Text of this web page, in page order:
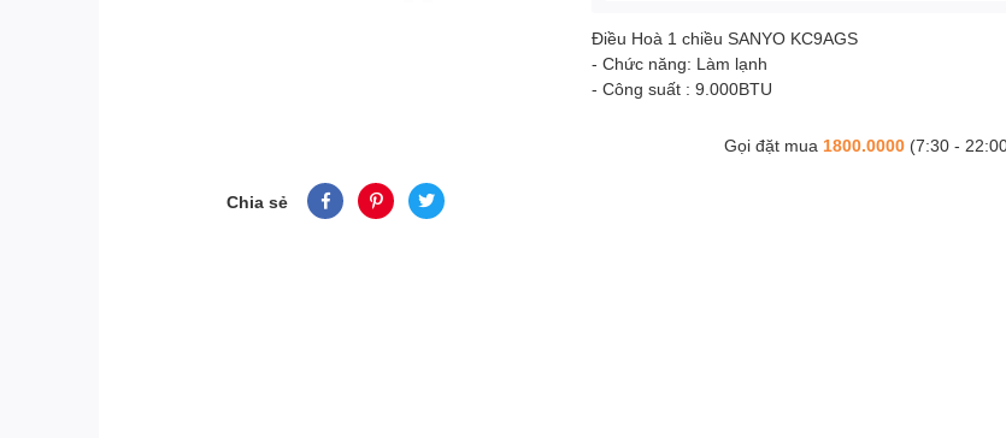
Chia sẻ
Điều Hoà 1 chiều SANYO KC9AGS
- Chức năng: Làm lạnh
- Công suất : 9.000BTU
Gọi đặt mua 1800.0000(7:30 -